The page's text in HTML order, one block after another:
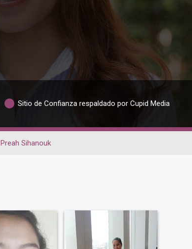
Sitio de Confianza respaldado por Cupid Media
Preah Sihanouk